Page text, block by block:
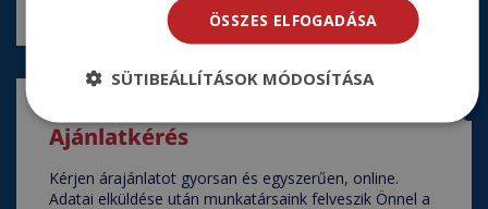
Ajánlatkérés
Kérjen árajánlatot gyorsan és egyszerűen, online.
Adatai elküldése után munkatársaink felveszik Önnel a
ÖSSZES ELFOGADÁSA
SÜTIBEÁLLÍTÁSOK MÓDOSÍTÁSA